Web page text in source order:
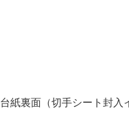
台紙裏面（切手シート封入